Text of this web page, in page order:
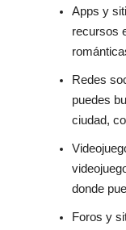
Apps y
recursos
Redes
puedes
ciudad,
donde
Foros y